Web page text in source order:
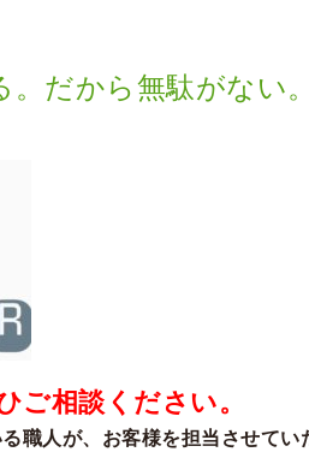
だから無駄がない。
相談ください。
職人が、お客様を担当させてい